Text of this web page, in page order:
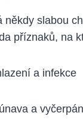
někdy slabou
příznaků, na
a infekce
a